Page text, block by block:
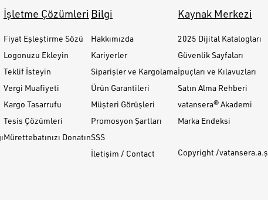
İşletme Çözümleri
Fiyat Eşleştirme Sözü
Logonuzu Ekleyin
Teklif İsteyin
Vergi Muafiyeti
Kargo Tasarrufu
Tesis Çözümleri
Mürettebatınızı Donatın
Bilgi
Hakkımızda
Kariyerler
Siparişler ve Kargolama
Ürün Garantileri
Müşteri Görüşleri
Promosyon Şartları
SSS
İletişim / Contact
Kaynak Merkezi
2025 Dijital Katalogları
Güvenlik Sayfaları
İpuçları ve Kılavuzları
Satın Alma Rehberi
vatansera® Akademi
Marka Endeksi
Copyright /vatansera.a.ş